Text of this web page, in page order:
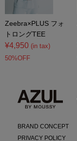
Zeebra×PLUS フォ
トロングTEE
¥4,950 (in tax)
50%OFF
BRAND CONCEPT
PRIVACY POLICY